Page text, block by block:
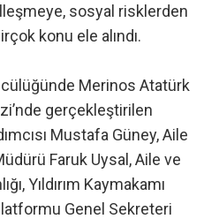
sosyal risklerden
konu ele alındı.
Merinos Atatürk
gerçekleştirilen
Mustafa Güney, Aile
Faruk Uysal, Aile ve
Yıldırım Kaymakamı
Genel Sekreteri